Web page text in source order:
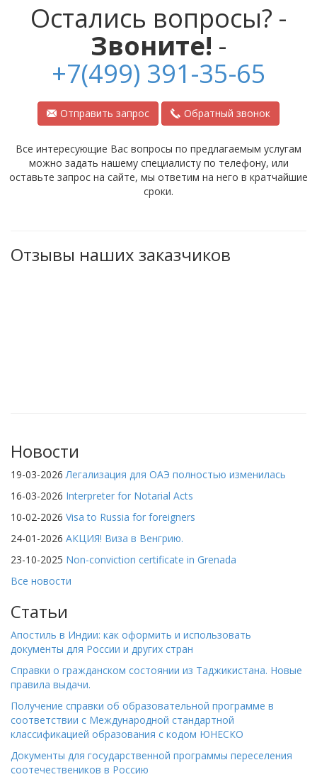
Остались вопросы? -
Звоните! -
+7(499) 391-35-65
Отправить запрос Обратный звонок
Все интересующие Вас вопросы по предлагаемым услугам
можно задать нашему специалисту по телефону, или
оставьте запрос на сайте, мы ответим на него в кратчайшие
сроки.
Отзывы наших заказчиков
Новости
19-03-2026 Легализация для ОАЭ полностью изменилась
16-03-2026 Interpreter for Notarial Acts
10-02-2026 Visa to Russia for foreigners
24-01-2026 АКЦИЯ! Виза в Венгрию.
23-10-2025 Non-conviction certificate in Grenada
Все новости
Статьи
Апостиль в Индии: как оформить и использовать
документы для России и других стран
Справки о гражданском состоянии из Таджикистана. Новые
правила выдачи.
Получение справки об образовательной программе в
соответствии с Международной стандартной
классификацией образования с кодом ЮНЕСКО
Документы для государственной программы переселения
соотечествеников в Россию